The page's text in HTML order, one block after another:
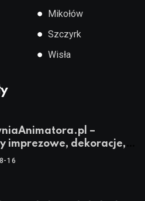
● Mikołów
● Szczyrk
● Wisła
–
imprezowe, dekoracje,
dla animatorów
16